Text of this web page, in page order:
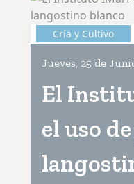
Cría y Cultivo
Jueves, 25 de
El
el uso